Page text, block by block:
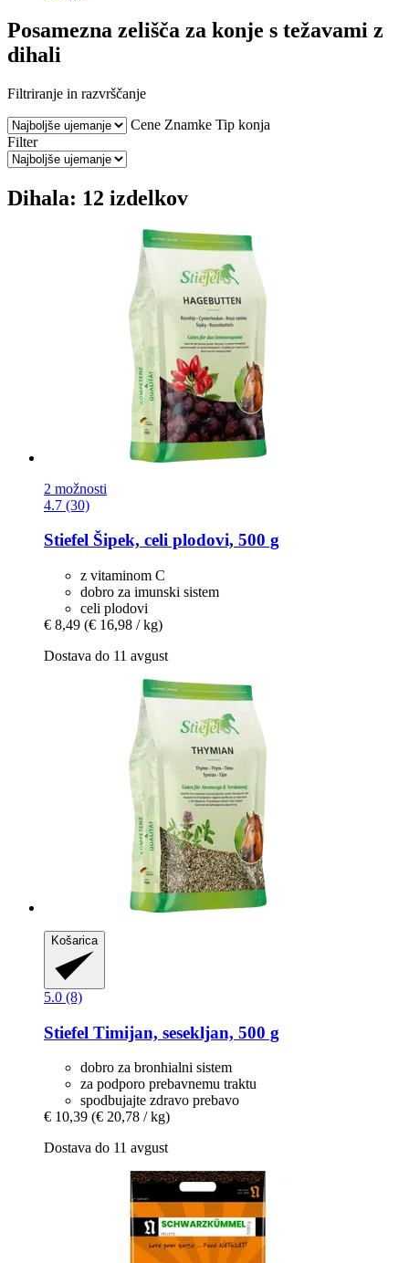
Posamezna zelišča za konje s težavami z
dihali
Filtriranje in razvrščanje
Cene Znamke Tip konja
Filter
Dihala: 12 izdelkov
2 možnosti
4.7 (30)
Stiefel Šipek, celi plodovi, 500 g
z vitaminom C
dobro za imunski sistem
celi plodovi
€ 8,49 (€ 16,98 / kg)
Dostava do 11 avgust
Košarica
5.0 (8)
Stiefel Timijan, sesekljan, 500 g
dobro za bronhialni sistem
za podporo prebavnemu traktu
spodbujajte zdravo prebavo
€ 10,39 (€ 20,78 / kg)
Dostava do 11 avgust